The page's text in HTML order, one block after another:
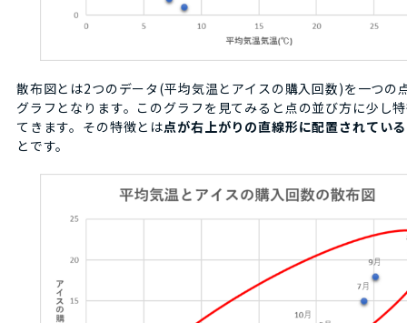
散布図とは2つのデータ(平均気温とアイスの購入回数)を一つの
グラフとなります。このグラフを見てみると点の並び方に少し
てきます。その特徴とは点が右上がりの直線形に配置されている
とです。